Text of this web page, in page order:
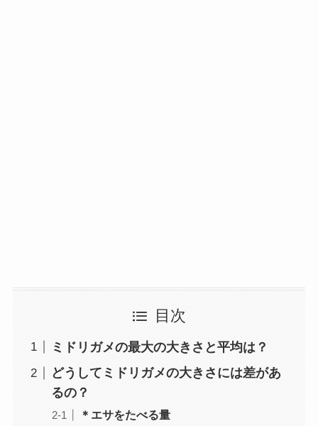
目次
ミドリガメの最大の大きさと平均は？
どうしてミドリガメの大きさには差があ
るの？
＊エサをたべる量